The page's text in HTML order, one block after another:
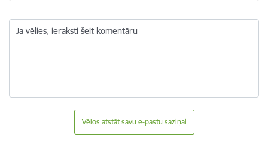
Ja vēlies, ieraksti šeit komentāru
Vēlos atstāt savu e-pastu saziņai